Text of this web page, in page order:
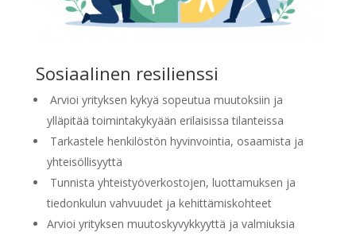
Sosiaalinen resilienssi
Arvioi yrityksen kykyä sopeutua muutoksiin ja
ylläpitää toimintakykyään erilaisissa tilanteissa
Tarkastele henkilöstön hyvinvointia, osaamista ja
yhteisöllisyyttä
Tunnista yhteistyöverkostojen, luottamuksen ja
tiedonkulun vahvuudet ja kehittämiskohteet
Arvioi yrityksen muutoskyvykkyyttä ja valmiuksia